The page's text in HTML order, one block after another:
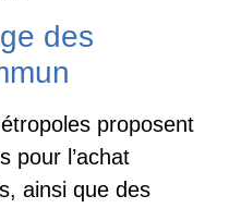
des
proposent
pour l’achat
ainsi que des